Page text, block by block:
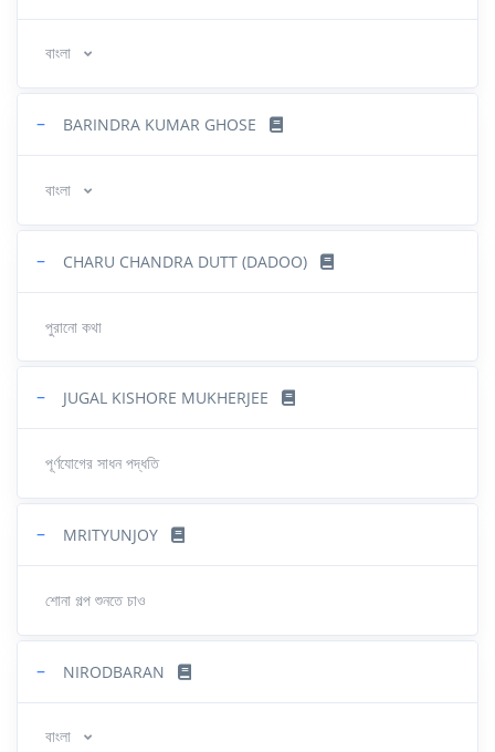
বাংলা
− BARINDRA KUMAR GHOSE
বাংলা
− CHARU CHANDRA DUTT (DADOO)
পুরানো কথা
− JUGAL KISHORE MUKHERJEE
পূর্ণযোগের সাধন পদ্ধতি
− MRITYUNJOY
শোনা গল্প শুনতে চাও
− NIRODBARAN
বাংলা